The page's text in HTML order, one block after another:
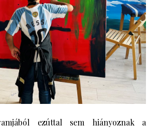
ezúttal sem hiányoznak a